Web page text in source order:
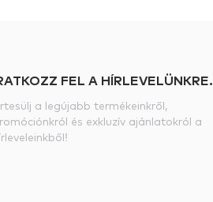
FEL A HÍRLEVELÜNKRE.
a legújabb termékeinkről,
és exkluzív ajánlatokról a